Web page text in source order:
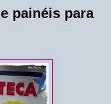
painéis para